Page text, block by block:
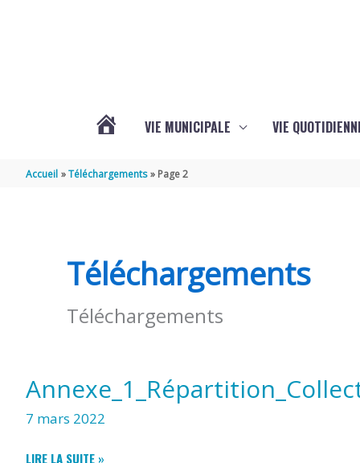
VIE MUNICIPALE VIE
Accueil Téléchargements Page 2
Téléchargements
Téléchargements
7 mars 2022
ANNEXE_1_RÉPARTITION_COLLECTIVITÉS_CDL_VALS_DE_SAINTONGE
LIRE LA SUITE »